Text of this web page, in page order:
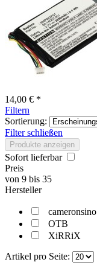
14,00 € *
Filtern
Sortierung:
Filter schließen
Produkte anzeigen
Sofort lieferbar
Preis
von 9 bis 35
Hersteller
cameronsino
OTB
XiRRiX
Artikel pro Seite: